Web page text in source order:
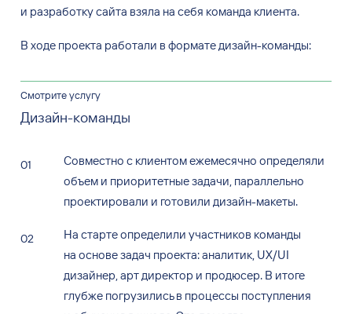
и разработку сайта взяла на себя команда клиента.
В ходе проекта работали в формате дизайн-команды:
Смотрите услугу
Дизайн-команды
Совместно с клиентом ежемесячно определяли
объем и приоритетные задачи, параллельно
проектировали и готовили дизайн-макеты.
На старте определили участников команды
на основе задач проекта: аналитик, UX/UI
дизайнер, арт директор и продюсер. В итоге
глубже погрузились в процессы поступления